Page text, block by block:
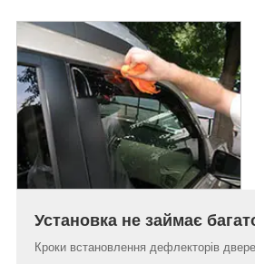
Установка не займає
Кроки встановлення дефлекторів